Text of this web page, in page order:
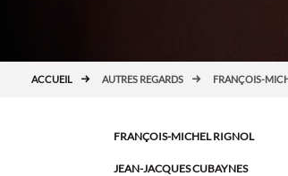
ACCUEIL AUTRES REGARDS FRANÇOIS-
FRANÇOIS-MICHEL RIGNOL
JEAN-JACQUES CUBAYNES